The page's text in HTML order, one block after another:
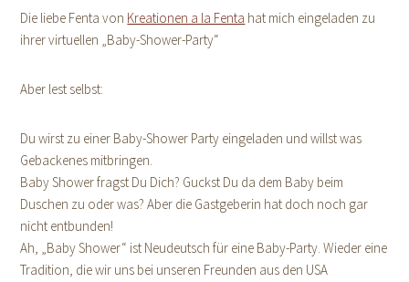
Die liebe Fenta von Kreationen a la Fenta hat mich eingeladen zu
ihrer virtuellen „Baby-Shower-Party“
Aber lest selbst:
Du wirst zu einer Baby-Shower Party eingeladen und willst was
Gebackenes mitbringen.
Baby Shower fragst Du Dich? Guckst Du da dem Baby beim
Duschen zu oder was? Aber die Gastgeberin hat doch noch gar
nicht entbunden!
Ah, „Baby Shower“ ist Neudeutsch für eine Baby-Party. Wieder eine
Tradition, die wir uns bei unseren Freunden aus den USA